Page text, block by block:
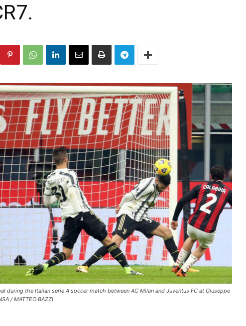
during the Italian serie A soccer match between AC Milan and Juventus FC at Giuseppe
/ MATTEO BAZZI